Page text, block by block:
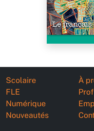
Scolaire
FLE
Numérique
Nouveautés
À